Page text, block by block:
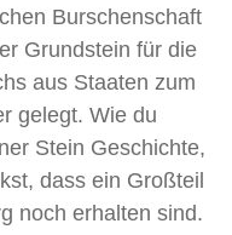
Burschenschaft
Grundstein für die
aus Staaten zum
gelegt. Wie du
Stein Geschichte,
dass ein Großteil
noch erhalten sind.